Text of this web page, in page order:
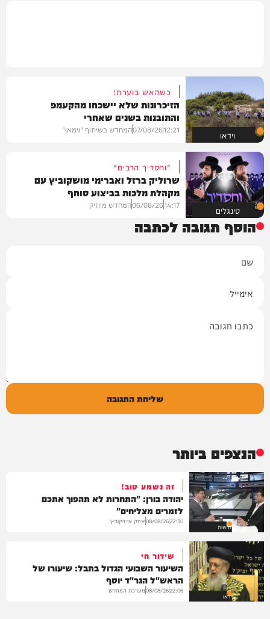
וידאו
כשהאש בוערת!
הזיכרונות שלא יישכחו מהקעמפ
והתובנות בשנים שאחרי
12:21
07/08/26המחדש בשיתוף "וימאן"
סינגלים
"וחסדיך הרבים"
שרוליק ברזל ואברימי מושקוביץ עם
מקהלת מלכות בביצוע סוחף
14:17
06/08/26המחדש מיוזיק
הוסף תגובה לכתבה
שליחת התגובה
הנצפים ביותר
חדשות
זה נשמע טוב!
יהודה בורן: "התחרות לא תהפוך אתכם
לזמרים מצליחים"
22:30
08/08/26יצחק אייזיקוביץ'
וידאו
שידור חי
השיעור השבועי הגדול בתבל: שיעורו של
הראש"ל הגר"ד יוסף
22:06
08/08/26מערכת המחדש